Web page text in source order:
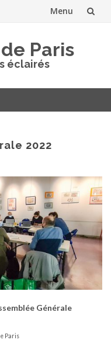
Menu
Paris
éclairés
2022
Générale
Paris